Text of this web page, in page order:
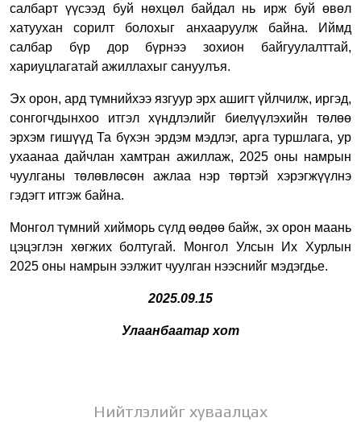
салбарт үүсээд буй нөхцөл байдал нь ирж буй өвөл
хатуухан сорилт болохыг анхааруулж байна. Иймд
салбар бүр дор бүрнээ зохион байгуулалттай,
хариуцлагатай ажиллахыг сануулъя.
Эх орон, ард түмнийхээ язгуур эрх ашигт үйлчилж, иргэд,
сонгогчдынхоо итгэл хүндлэлийг биелүүлэхийн төлөө
эрхэм гишүүд Та бүхэн эрдэм мэдлэг, арга туршлага, ур
ухаанаа дайчлан хамтран ажиллаж, 2025 оны намрын
чуулганы төлөвлөсөн ажлаа нэр төртэй хэрэгжүүлнэ
гэдэгт итгэж байна.
Монгол түмний хийморь сүлд өөдөө байж, эх орон маань
цэцэглэн хөгжих болтугай. Монгол Улсын Их Хурлын
2025 оны намрын ээлжит чуулган нээснийг мэдэгдье.
2025.09.15
Улаанбаатар хот
Нийтлэлийг хуваалцах